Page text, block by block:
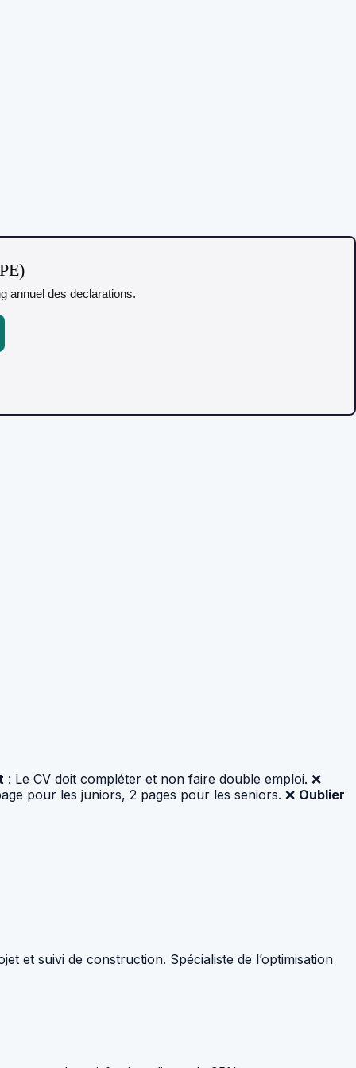
annuel des declarations.
: Le CV doit compléter et non faire double emploi. ❌
pour les juniors, 2 pages pour les seniors. ❌ Oublier
et suivi de construction. Spécialiste de l’optimisation